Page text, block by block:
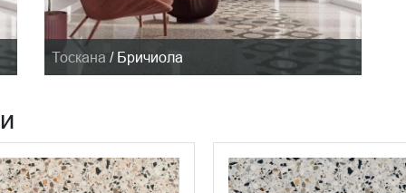
Тоскана / Бричиола